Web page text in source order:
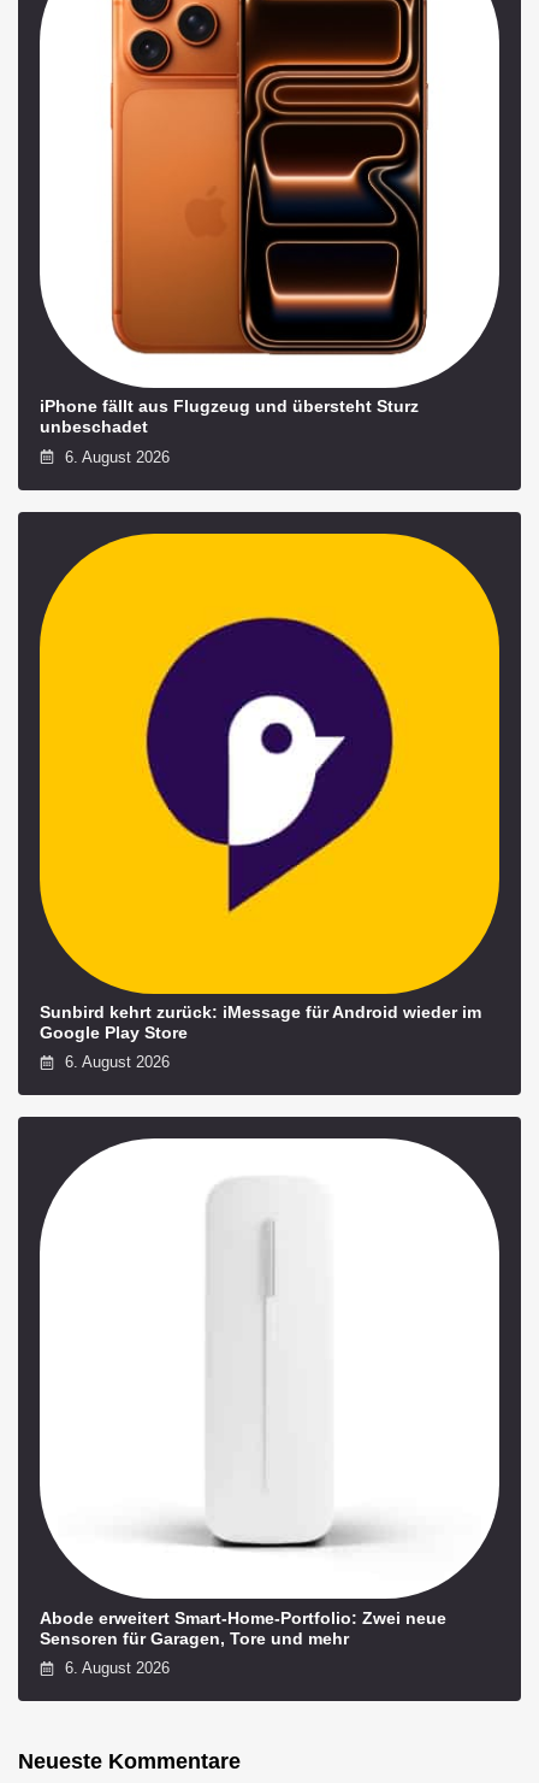
iPhone fällt aus Flugzeug und übersteht Sturz
unbeschadet
6. August 2026
Sunbird kehrt zurück: iMessage für Android wieder im
Google Play Store
6. August 2026
Abode erweitert Smart-Home-Portfolio: Zwei neue
Sensoren für Garagen, Tore und mehr
6. August 2026
Neueste Kommentare